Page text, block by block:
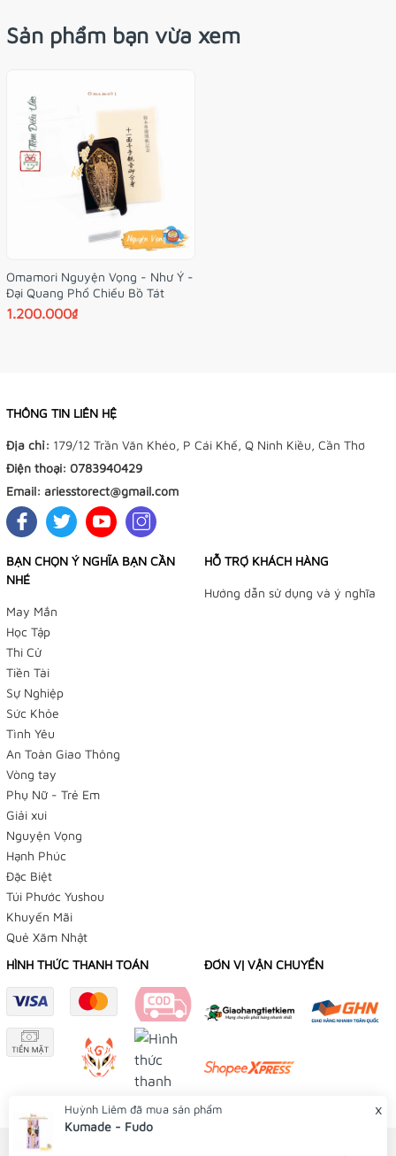
NHẬN ĐẶT HÀNG QUA FACEBOOK TRƯỚC KHI ĐẾN LẤY
Tiệm Điều Ước - Yushou 御守 - Tiệm Phụ Kiện Bạch
Dương
179/12 Trần Văn Khéo, P. Cái Khế, Q Ninh Kiều, TP
Cần Thơ
Facebook:
👉Omamori Tiệm Điều Ước
👉Yushou 御守
👉 Phụ Kiện Bạch Dương
Instagram:
👉Tiệm Điều Ước
Yushou 御守
Tiệm Điều Ước
Sản phẩm bạn vừa xem
Omamori Nguyện Vọng - Như Ý -
Đại Quang Phổ Chiếu Bồ Tát
1.200.000₫
THÔNG TIN LIÊN HỆ
Địa chỉ: 179/12 Trần Văn Khéo, P Cái Khế, Q Ninh Kiều, Cần Thơ
Điện thoại: 0783940429
Email: ariesstorect@gmail.com
BẠN CHỌN Ý NGHĨA BẠN CẦN
NHÉ
May Mắn
Học Tập
Thi Cử
Tiền Tài
Sự Nghiệp
Sức Khỏe
Tình Yêu
An Toàn Giao Thông
Vòng tay
Phụ Nữ - Trẻ Em
Giải xui
Nguyện Vọng
Hạnh Phúc
Đặc Biệt
Túi Phước Yushou
Khuyến Mãi
Quẻ Xăm Nhật
HỖ TRỢ KHÁCH HÀNG
Hướng dẫn sử dụng và ý nghĩa
HÌNH THỨC THANH TOÁN ĐƠN VỊ VẬN CHUYỂN
x
Huỳnh Liêm đã mua sản phẩm
Kumade - Fudo